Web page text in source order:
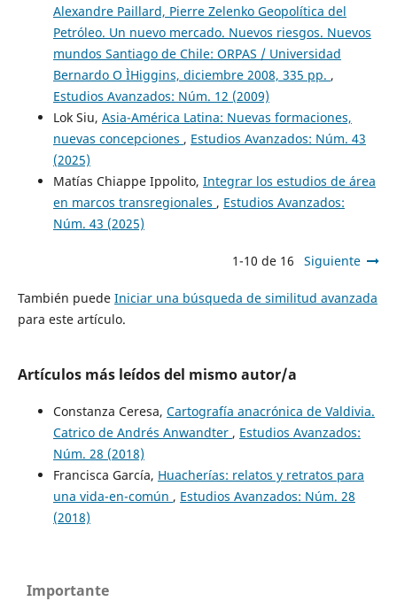
Alexandre Paillard, Pierre Zelenko Geopolítica del
Petróleo. Un nuevo mercado. Nuevos riesgos. Nuevos
mundos Santiago de Chile: ORPAS / Universidad
Bernardo O ÌHiggins, diciembre 2008, 335 pp. ,
Estudios Avanzados: Núm. 12 (2009)
Lok Siu, Asia-América Latina: Nuevas formaciones,
nuevas concepciones , Estudios Avanzados: Núm. 43
(2025)
Matías Chiappe Ippolito, Integrar los estudios de área
en marcos transregionales , Estudios Avanzados:
Núm. 43 (2025)
1-10 de 16 Siguiente
También puede Iniciar una búsqueda de similitud avanzada
para este artículo.
Artículos más leídos del mismo autor/a
Constanza Ceresa, Cartografía anacrónica de Valdivia.
Catrico de Andrés Anwandter , Estudios Avanzados:
Núm. 28 (2018)
Francisca García, Huacherías: relatos y retratos para
una vida-en-común , Estudios Avanzados: Núm. 28
(2018)
Importante